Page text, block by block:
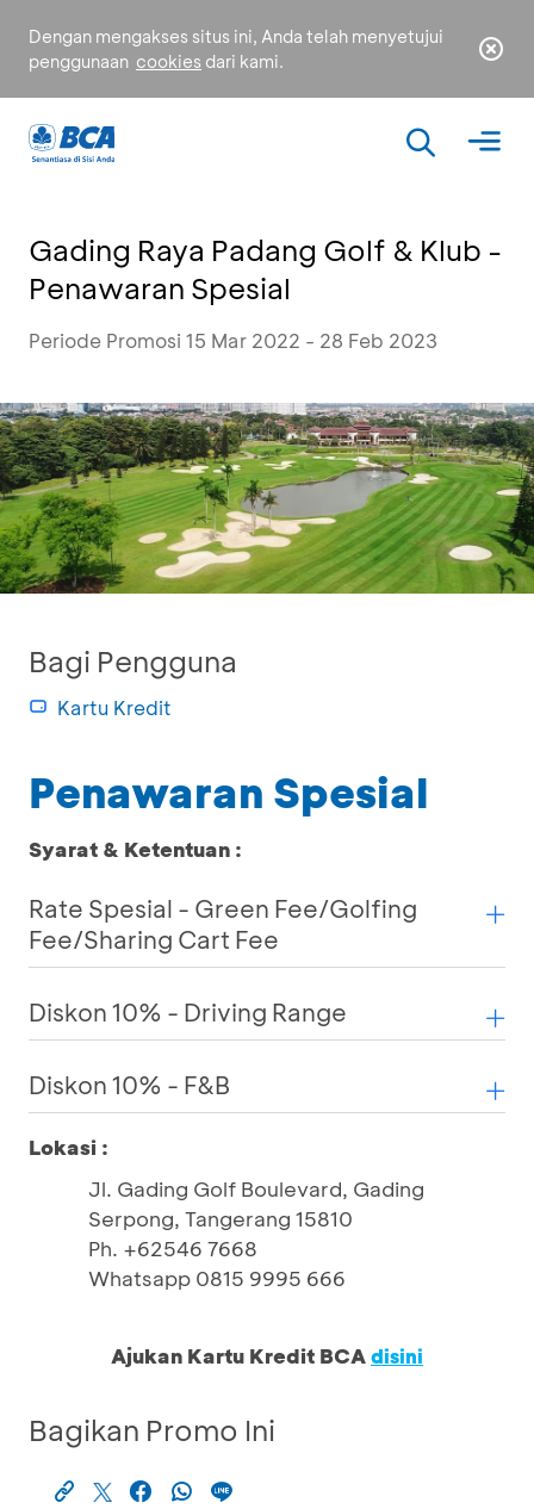
Dengan mengakses situs ini, Anda telah menyetujui
penggunaan cookies dari kami.
Gading Raya Padang Golf & Klub -
Penawaran Spesial
Periode Promosi 15 Mar 2022 - 28 Feb 2023
Bagi Pengguna
Kartu Kredit
Penawaran Spesial
Syarat & Ketentuan :
Rate Spesial - Green Fee/Golfing
Fee/Sharing Cart Fee
Diskon 10% - Driving Range
Diskon 10% - F&B
Lokasi :
Jl. Gading Golf Boulevard, Gading
Serpong, Tangerang 15810
Ph. +62546 7668
Whatsapp 0815 9995 666
Ajukan Kartu Kredit BCAdisini
Bagikan Promo Ini